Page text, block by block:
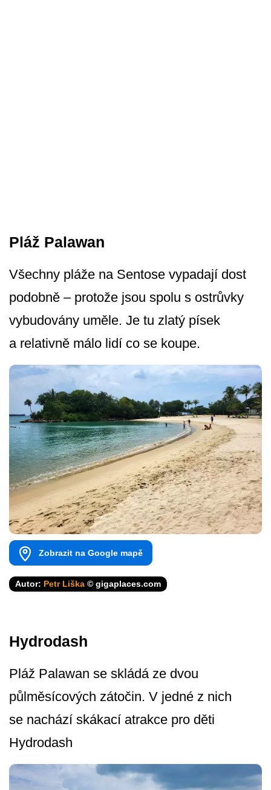
Pláž Palawan
Všechny pláže na Sentose vypadají dost
podobně – protože jsou spolu s ostrůvky
vybudovány uměle. Je tu zlatý písek
a relativně málo lidí co se koupe.
Zobrazit na Google mapě
Autor: Petr Liška © gigaplaces.com
Hydrodash
Pláž Palawan se skládá ze dvou
půlměsícových zátočin. V jedné z nich
se nachází skákací atrakce pro děti
Hydrodash